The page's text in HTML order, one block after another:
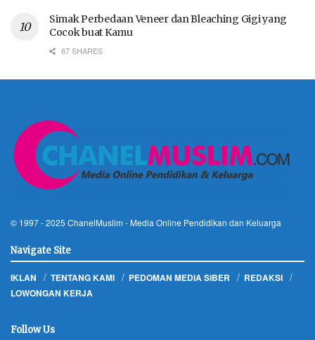
Simak Perbedaan Veneer dan Bleaching Gigi yang
Cocok buat Kamu
67 SHARES
© 1997 - 2025 ChanelMuslim - Media Online Pendidikan dan Keluarga
Navigate Site
IKLAN TENTANG KAMI PEDOMAN MEDIA SIBER
REDAKSI
LOWONGAN KERJA
Follow Us